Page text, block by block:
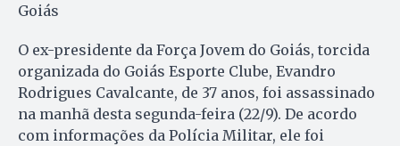
Goiás
O ex-presidente da Força Jovem do Goiás, torcida
organizada do Goiás Esporte Clube, Evandro
Rodrigues Cavalcante, de 37 anos, foi assassinado
na manhã desta segunda-feira (22/9). De acordo
com informações da Polícia Militar, ele foi